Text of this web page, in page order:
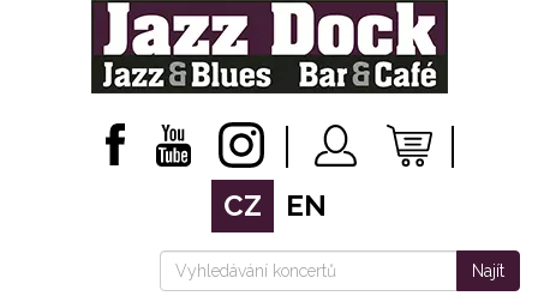
CZ EN
Najít